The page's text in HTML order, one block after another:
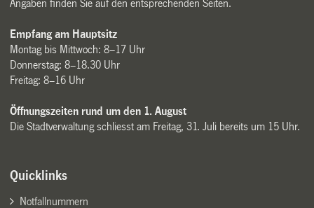
Angaben finden Sie auf den entsprechenden Seiten.
Empfang am Hauptsitz
Montag bis Mittwoch: 8–17 Uhr
Donnerstag: 8–18.30 Uhr
Freitag: 8–16 Uhr
Öffnungszeiten rund um den 1. August
Die Stadtverwaltung schliesst am Freitag, 31. Juli bereits um 15 Uhr.
Quicklinks
Notfallnummern